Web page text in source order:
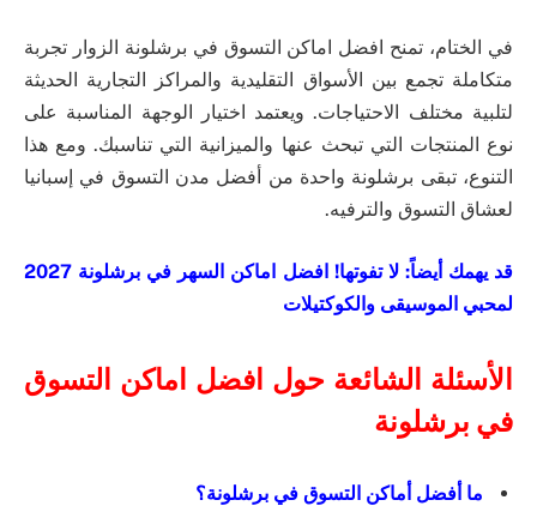
في الختام، تمنح افضل اماكن التسوق في برشلونة الزوار تجربة
متكاملة تجمع بين الأسواق التقليدية والمراكز التجارية الحديثة
لتلبية مختلف الاحتياجات. ويعتمد اختيار الوجهة المناسبة على
نوع المنتجات التي تبحث عنها والميزانية التي تناسبك. ومع هذا
التنوع، تبقى برشلونة واحدة من أفضل مدن التسوق في إسبانيا
لعشاق التسوق والترفيه.
قد يهمك أيضاً:
لا تفوتها! افضل اماكن السهر في برشلونة 2027
لمحبي الموسيقى والكوكتيلات
الأسئلة الشائعة حول افضل اماكن التسوق
في برشلونة
ما أفضل أماكن التسوق في برشلونة؟